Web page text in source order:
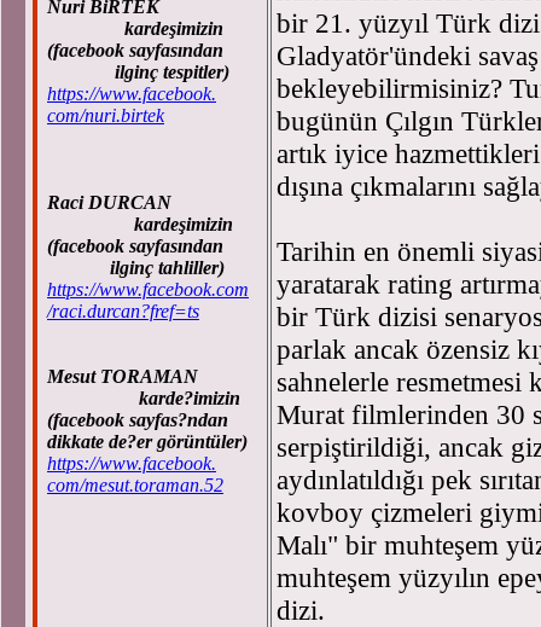
Nuri BiRTEK
kardeşimizin
(facebook sayfasından
ilginç tespitler)
https://www.facebook.
com/nuri.birtek
Raci DURCAN
kardeşimizin
(facebook sayfasından
ilginç tahliller)
https://www.facebook.com
/raci.durcan?fref=ts
Mesut TORAMAN
karde?imizin
(facebook sayfas?ndan
dikkate de?er görüntüler)
https://www.facebook.
com/mesut.toraman.52
bir 21. yüzyıl Türk
Gladyatör'ündeki
bekleyebilirmisiniz?
bugünün Çılgın
artık iyice
dışına çıkmalarını
Tarihin en önemli
yaratarak rating
bir Türk dizisi
parlak ancak özensiz
sahnelerle resmetmesi
Murat filmlerinden 30
serpiştirildiği, ancak
aydınlatıldığı pek
kovboy çizmeleri
Malı" bir muhteşem
muhteşem yüzyılın
dizi.